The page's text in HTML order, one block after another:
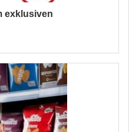
exklusiven